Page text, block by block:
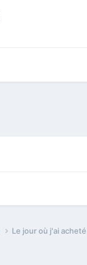
Le jour où j'ai